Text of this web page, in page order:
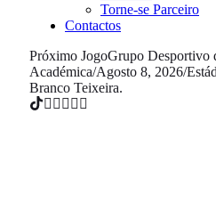
Torne-se Parceiro
Contactos
Próximo JogoGrupo Desportivo
Académica/Agosto 8, 2026/
Branco Teixeira.